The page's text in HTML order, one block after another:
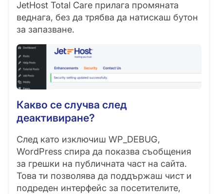
JetHost Total Care прилага промяната
веднага, без да трябва да натискаш бутон
за запазване.
Какво се случва след
деактивиране?
След като изключиш WP_DEBUG,
WordPress спира да показва съобщения
за грешки на публичната част на сайта.
Това ти позволява да поддържаш чист и
подреден интерфейс за посетителите,